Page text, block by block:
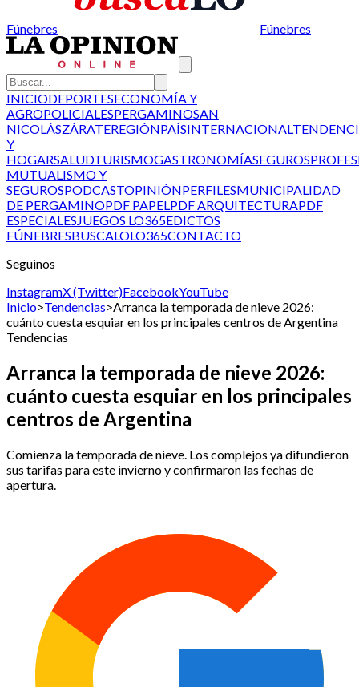
Fúnebres Fúnebres
INICIODEPORTESECONOMÍA Y
AGROPOLICIALESPERGAMINOSAN
NICOLÁSZÁRATEREGIÓNPAÍSINTERNACIONAL
Y
HOGARSALUDTURISMOGASTRONOMÍASEGUROS
MUTUALISMO Y
SEGUROSPODCASTOPINIÓNPERFILESMUNICIPALIDAD
DE PERGAMINOPDF PAPELPDF ARQUITECTURAPDF
ESPECIALESJUEGOS LO365EDICTOS
FÚNEBRESBUSCALOLO365CONTACTO
Seguinos
InstagramX (Twitter)FacebookYouTube
Inicio>Tendencias>Arranca la temporada de nieve 2026:
cuánto cuesta esquiar en los principales centros de Argentina
Tendencias
Arranca la temporada de nieve 2026:
cuánto cuesta esquiar en los principales
centros de Argentina
Comienza la temporada de nieve. Los complejos ya difundieron
sus tarifas para este invierno y confirmaron las fechas de
apertura.